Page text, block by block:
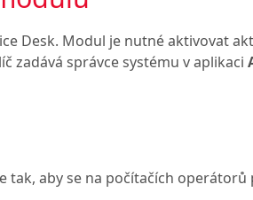
Desk. Modul je nutné aktivovat
zadává správce systému v aplikaci
aby se na počítačích